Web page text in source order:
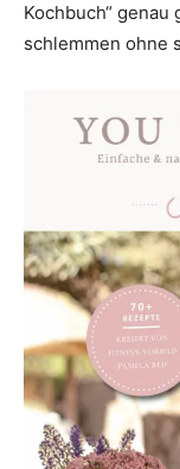
Kochbuch“ genau
schlemmen ohne